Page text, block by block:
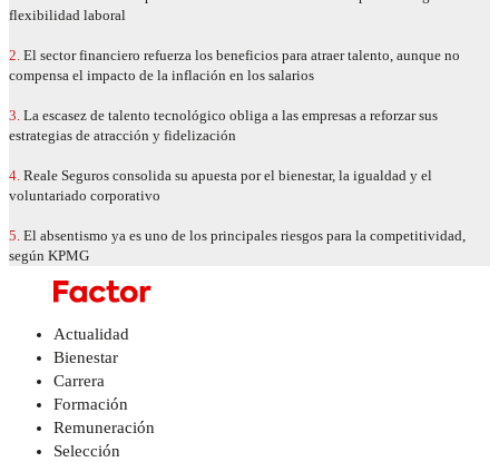
flexibilidad laboral
2. El sector financiero refuerza los beneficios para atraer talento, aunque no
compensa el impacto de la inflación en los salarios
3. La escasez de talento tecnológico obliga a las empresas a reforzar sus
estrategias de atracción y fidelización
4. Reale Seguros consolida su apuesta por el bienestar, la igualdad y el
voluntariado corporativo
5. El absentismo ya es uno de los principales riesgos para la competitividad,
según KPMG
Actualidad
Bienestar
Carrera
Formación
Remuneración
Selección